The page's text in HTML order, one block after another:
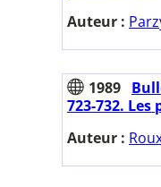
Auteur :
1989
723-732. Les
Auteur :